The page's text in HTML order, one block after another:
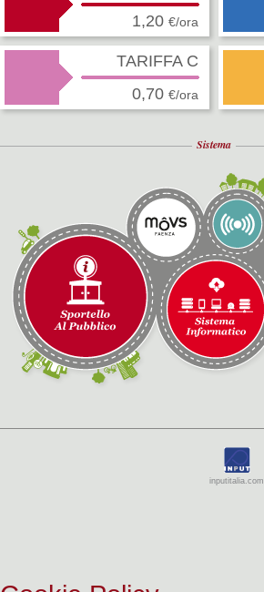
1,20 €/ora
TARIFFA C
0,70 €/ora
Sistema
inputitalia.com